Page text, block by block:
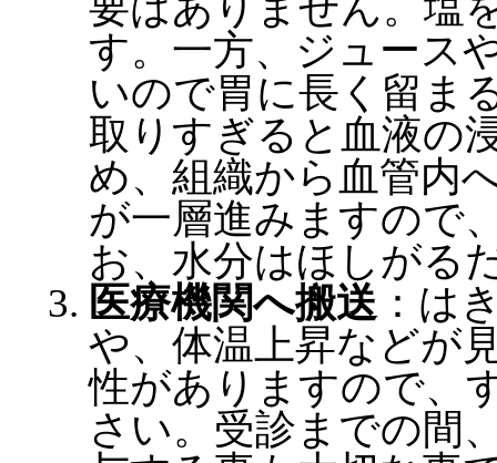
す。一方、ジュース
いので胃に長く留ま
取りすぎると血液の
め、組織から血管内
が一層進みますので
お、水分はほしがる
医療機関へ搬送 ：は
や、体温上昇などが
性がありますので、
さい。受診までの間